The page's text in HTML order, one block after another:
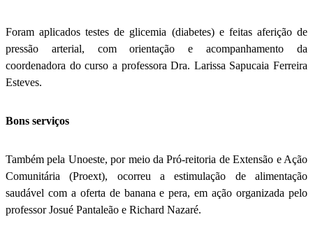
Foram aplicados testes de glicemia (diabetes) e feitas aferição de
pressão arterial, com orientação e acompanhamento da
coordenadora do curso a professora Dra. Larissa Sapucaia Ferreira
Esteves.
Bons serviços
Também pela Unoeste, por meio da Pró-reitoria de Extensão e Ação
Comunitária (Proext), ocorreu a estimulação de alimentação
saudável com a oferta de banana e pera, em ação organizada pelo
professor Josué Pantaleão e Richard Nazaré.